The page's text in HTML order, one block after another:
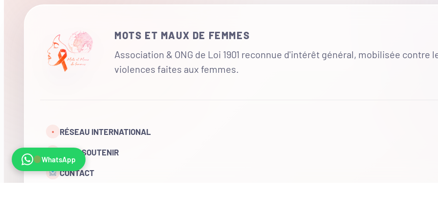
MOTS ET MAUX DE FEMMES
Association & ONG de Loi 1901 reconnue d'intérêt général, mobilisée contre
violences faites aux femmes.
• RÉSEAU INTERNATIONAL
NOUS SOUTENIR
CONTACT
WhatsApp